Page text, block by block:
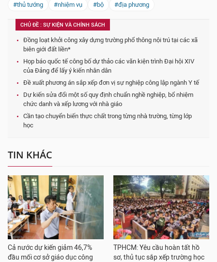
#thủ tướng
#nhiệm vụ #bộ #địa phương
CHỦ ĐỀ : SỰ KIỆN VÀ CHÍNH SÁCH
Đồng loạt khởi công xây dựng trường phổ thông nội trú tại các xã
biên giới đất liền*
Họp báo quốc tế công bố dự thảo các văn kiện trình Đại hội XIV
của Đảng để lấy ý kiến nhân dân
Đề xuất phương án sắp xếp đơn vị sự nghiệp công lập ngành Y tế
Dự kiến sửa đổi một số quy định chuẩn nghề nghiệp, bổ nhiệm
chức danh và xếp lương với nhà giáo
Cần tạo chuyển biến thực chất trong từng nhà trường, từng lớp
học
TIN KHÁC
Cả nước dự kiến giảm 46,7%
đầu mối cơ sở giáo dục công
TPHCM: Yêu cầu hoàn tất hồ
sơ, thủ tục sắp xếp trường học